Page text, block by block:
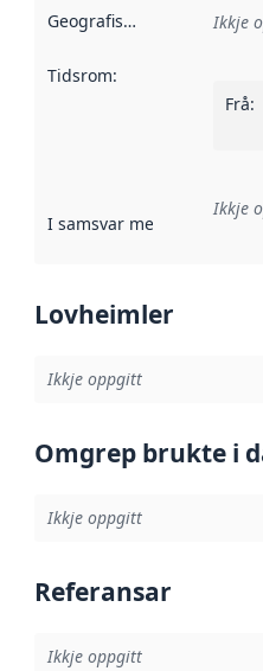
Geografisk område Ikkje
Tidsrom:
Frå:
I samsvar med
Ikkje
Lovheimler
Ikkje oppgitt
Omgrep brukte i
Ikkje oppgitt
Referansar
Ikkje oppgitt